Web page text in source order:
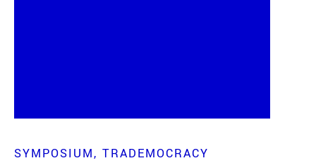
SYMPOSIUM TRADEMOCRACY